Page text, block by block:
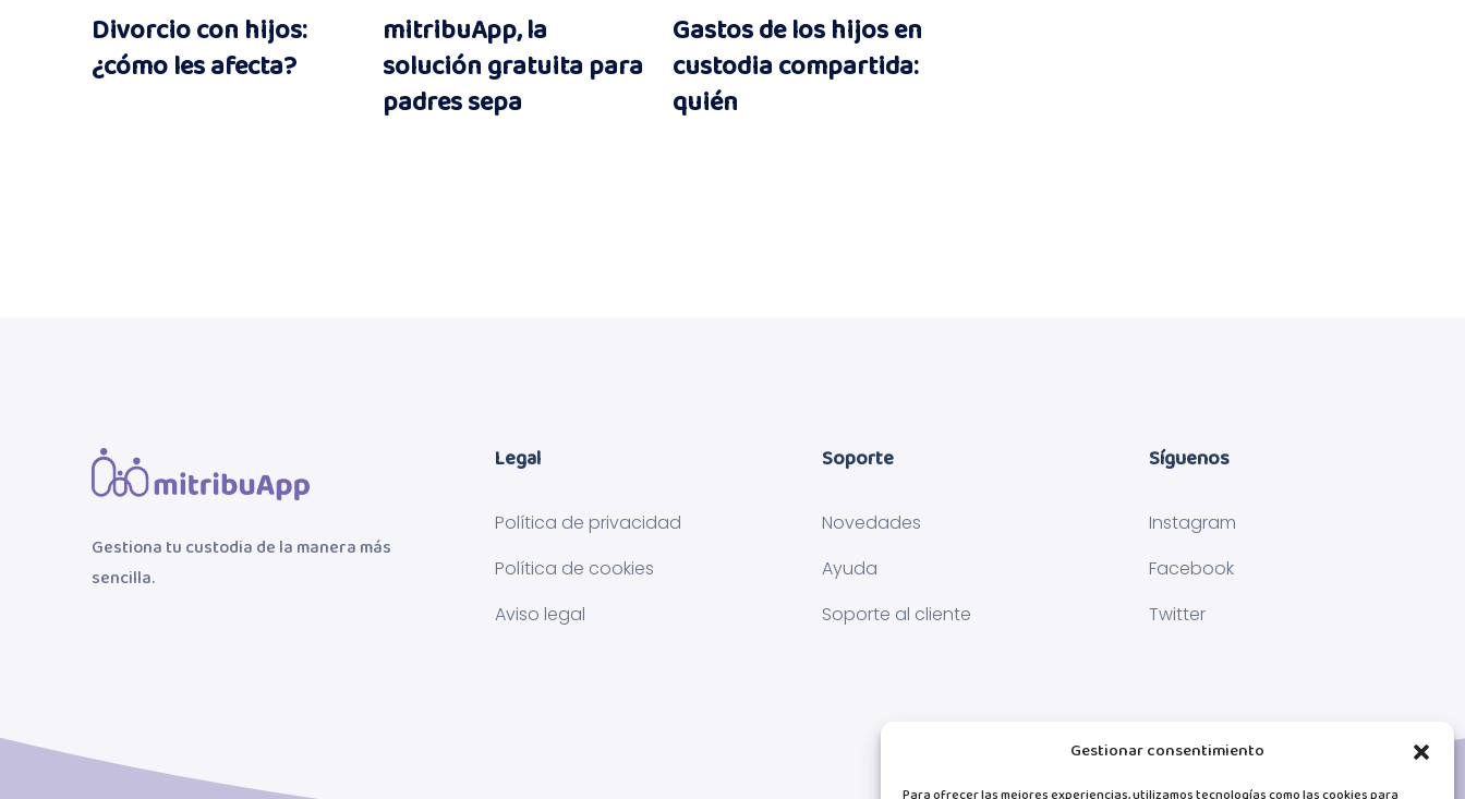
Gestionar consentimiento
Divorcio con hijos:
¿cómo les afecta?
mitribuApp, la
solución gratuita para
padres sepa
Gastos de los hijos en
custodia compartida:
quién
Gestiona tu custodia de la manera más
sencilla.
Legal
Política de privacidad
Política de cookies
Aviso legal
Soporte
Novedades
Ayuda
Soporte al cliente
Síguenos
Instagram
Facebook
Twitter